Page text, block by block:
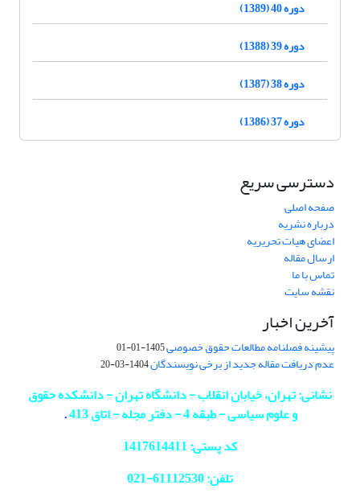
دوره 40 (1389)
دوره 39 (1388)
دوره 38 (1387)
دوره 37 (1386)
دسترسی سریع
صفحه اصلی
درباره نشریه
اعضای هیات تحریریه
ارسال مقاله
تماس با ما
نقشه سایت
آخرین اخبار
پیشینه فصلنامه مطالعات حقوق خصوصی1405-01-01
عدم دریافت مقاله جدید از برخی نویسندگان1404-03-20
نشانی: تهران، خیابان انقلاب - دانشگاه تهران - دانشکده حقوق
و علوم سیاسی - طبقه 4 - دفتر مجله - اتاق 413
.
کد پستی: 1417614411
تلفن: 61112530-
021